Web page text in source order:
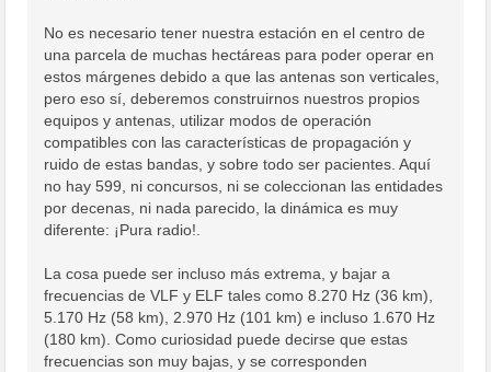
No es necesario tener nuestra estación en el centro de
una parcela de muchas hectáreas para poder operar en
estos márgenes debido a que las antenas son verticales,
pero eso sí, deberemos construirnos nuestros propios
equipos y antenas, utilizar modos de operación
compatibles con las características de propagación y
ruido de estas bandas, y sobre todo ser pacientes. Aquí
no hay 599, ni concursos, ni se coleccionan las entidades
por decenas, ni nada parecido, la dinámica es muy
diferente: ¡Pura radio!.
La cosa puede ser incluso más extrema, y bajar a
frecuencias de VLF y ELF tales como 8.270 Hz (36 km),
5.170 Hz (58 km), 2.970 Hz (101 km) e incluso 1.670 Hz
(180 km). Como curiosidad puede decirse que estas
frecuencias son muy bajas, y se corresponden